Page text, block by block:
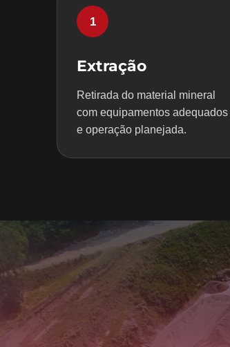
1
Extração
Retirada do material mineral
com equipamentos adequados
e operação planejada.